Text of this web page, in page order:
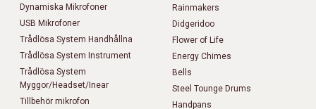
Dynamiska Mikrofoner
USB Mikrofoner
Trådlösa System Handhållna
Trådlösa System Instrument
Trådlösa System
Myggor/Headset/Inear
Tillbehör mikrofon
Rainmakers
Didgeridoo
Flower of Life
Energy Chimes
Bells
Steel Tounge Drums
Handpans